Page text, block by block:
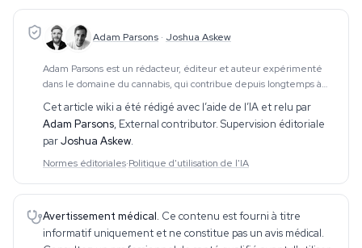
Adam Parsons · Joshua Askew
Adam Parsons est un rédacteur, éditeur et auteur expérimenté
dans le domaine du cannabis, qui contribue depuis longtemps à
psychédéliques, les plantes ethnobo
Cet article wiki a été rédigé avec l’aide de l’IA et relu par
Adam Parsons, External contributor. Supervision éditoriale
parJoshua Askew.
Normes éditoriales·Politique d'utilisation de l'IA
Avertissement médical. Ce contenu est fourni à titre
informatif uniquement et ne constitue pas un avis médical.